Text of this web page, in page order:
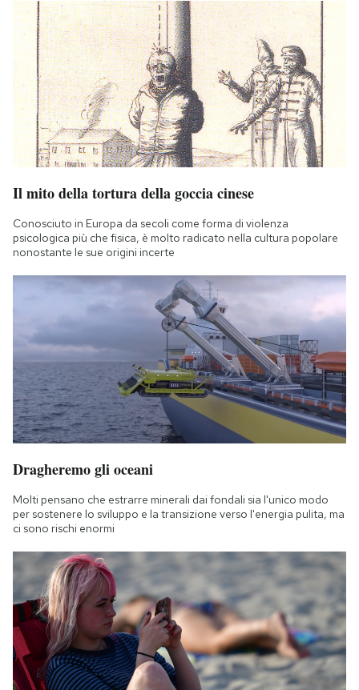
Il mito della tortura della goccia cinese
Conosciuto in Europa da secoli come forma di violenza
psicologica più che fisica, è molto radicato nella cultura popolare
nonostante le sue origini incerte
Dragheremo gli oceani
Molti pensano che estrarre minerali dai fondali sia l'unico modo
per sostenere lo sviluppo e la transizione verso l'energia pulita, ma
ci sono rischi enormi